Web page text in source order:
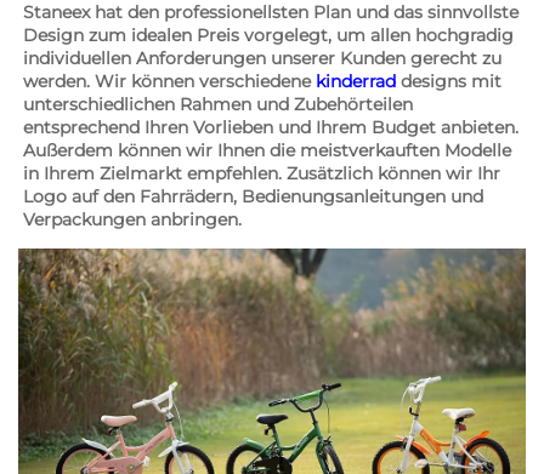
Staneex hat den professionellsten Plan und das sinnvollste
Design zum idealen Preis vorgelegt, um allen hochgradig
individuellen Anforderungen unserer Kunden gerecht zu
werden. Wir können verschiedene kinderrad designs mit
unterschiedlichen Rahmen und Zubehörteilen
entsprechend Ihren Vorlieben und Ihrem Budget anbieten.
Außerdem können wir Ihnen die meistverkauften Modelle
in Ihrem Zielmarkt empfehlen. Zusätzlich können wir Ihr
Logo auf den Fahrrädern, Bedienungsanleitungen und
Verpackungen anbringen.